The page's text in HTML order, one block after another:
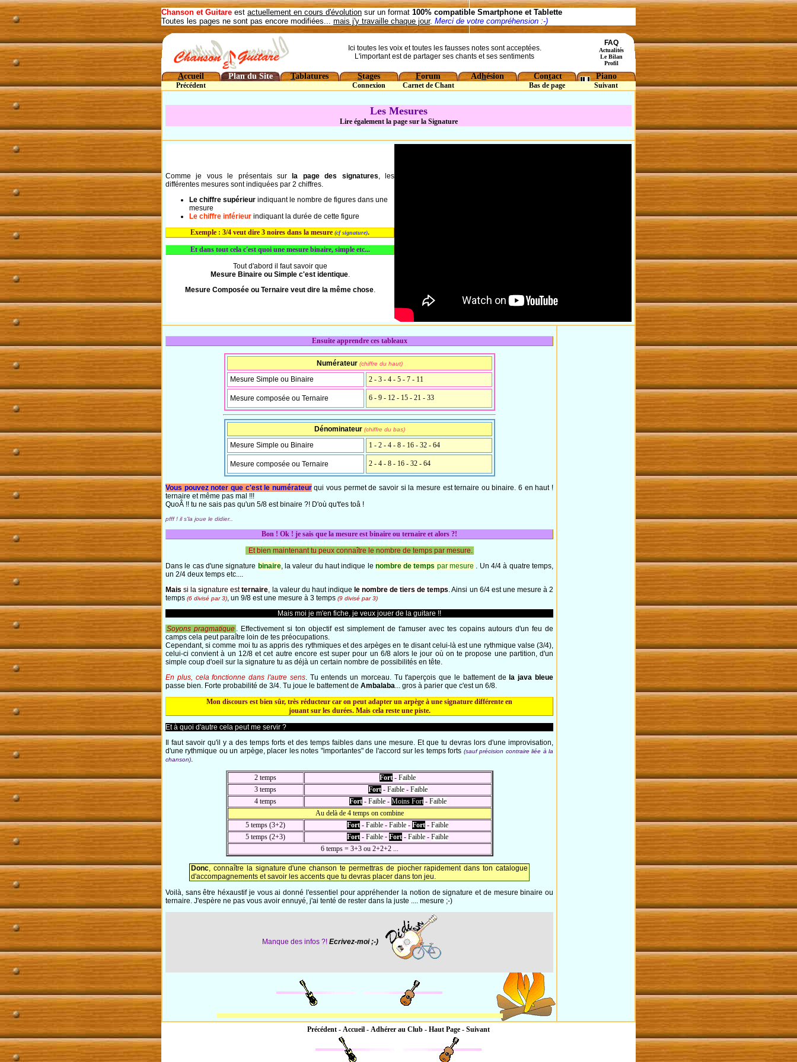
Chanson et Guitare est actuellement en cours d'évolution sur un format 100% compatible Smartphone et Tablette
Toutes les pages ne sont pas encore modifiées... mais j'y travaille chaque jour. Merci de votre compréhension :-)
Ici toutes les voix et toutes les fausses notes sont acceptées.
L'important est de partager ses chants et ses sentiments
FAQ
Actualités
Le Bilan
Profil
Accueil Plan du Site Tablatures Stages Forum Adhésion Contact Piano
Précédent Connexion Carnet de Chant Bas de page Suivant
Les Mesures
Lire également la page sur la Signature
Comme je vous le présentais sur la page des signatures, les
différentes mesures sont indiquées par 2 chiffres.
Le chiffre supérieur indiquant le nombre de figures dans une
mesure
Le chiffre inférieur indiquant la durée de cette figure
Exemple : 3/4 veut dire 3 noires dans la mesure (cf signature).
Et dans tout cela c'est quoi une mesure binaire, simple etc...
Tout d'abord il faut savoir que
Mesure Binaire ou Simple c'est identique.
Mesure Composée ou Ternaire veut dire la même chose.
Ensuite apprendre ces tableaux
Numérateur (chiffre du haut)
Mesure Simple ou Binaire 2 - 3 - 4 - 5 - 7 - 11
Mesure composée ou Ternaire 6 - 9 - 12 - 15 - 21 - 33
Dénominateur (chiffre du bas)
Mesure Simple ou Binaire 1 - 2 - 4 - 8 - 16 - 32 - 64
Mesure composée ou Ternaire 2 - 4 - 8 - 16 - 32 - 64
Vous pouvez noter que c'est le numérateurqui vous permet de savoir si la mesure est ternaire ou binaire. 6 en haut !
ternaire et même pas mal !!!
QuoÂ !! tu ne sais pas qu'un 5/8 est binaire ?! D'où qu't'es toâ !
pfff ! il s'la joue le didier..
Bon ! Ok ! je sais que la mesure est binaire ou ternaire et alors ?!
Et bien maintenant tu peux connaître le nombre de temps par mesure.
Dans le cas d'une signature binaire, la valeur du haut indique le nombre de temps par mesure . Un 4/4 à quatre temps,
un 2/4 deux temps etc....
Mais si la signature estternaire, la valeur du haut indique le nombre de tiers de temps. Ainsi un 6/4 est une mesure à 2
temps (6 divisé par 3), un 9/8 est une mesure à 3 temps (9 divisé par 3)
Mais moi je m'en fiche, je veux jouer de la guitare !!
Soyons pragmatique . Effectivement si ton objectif est simplement de t'amuser avec tes copains autours d'un feu de
camps cela peut paraître loin de tes préocupations.
Cependant, si comme moi tu as appris des rythmiques et des arpèges en te disant celui-là est une rythmique valse (3/4),
celui-ci convient à un 12/8 et cet autre encore est super pour un 6/8 alors le jour où on te propose une partition, d'un
simple coup d'oeil sur la signature tu as déjà un certain nombre de possibilités en tête.
En plus, cela fonctionne dans l'autre sens. Tu entends un morceau. Tu t'aperçois que le battement de la java bleue
passe bien. Forte probabilité de 3/4. Tu joue le battement de Ambalaba... gros à parier que c'est un 6/8.
Mon discours est bien sûr, très réducteur car on peut adapter un arpège à une signature différente en
jouant sur les durées. Mais cela reste une piste.
Et à quoi d'autre cela peut me servir ?
Il faut savoir qu'il y a des temps forts et des temps faibles dans une mesure. Et que tu devras lors d'une improvisation,
d'une rythmique ou un arpège, placer les notes "importantes" de l'accord sur les temps forts (sauf précision contraire liée à la
chanson).
2 temps Fort - Faible
3 temps
Fort- Faible- Faible
4 temps
Fort- Faible- Moins Fort- Faible
Au delà de 4 temps on combine
5 temps (3+2)
Fort - Faible - Faible - Fort - Faible
5 temps (2+3)
Fort - Faible - Fort - Faible - Faible
6 temps = 3+3 ou 2+2+2 ...
Donc, connaître la signature d'une chanson te permettras de piocher rapidement dans ton catalogue
d'accompagnements et savoir les accents que tu devras placer dans ton jeu.
Voilà, sans être héxaustif je vous ai donné l'essentiel pour appréhender la notion de signature et de mesure binaire ou
ternaire. J'espère ne pas vous avoir ennuyé, j'ai tenté de rester dans la juste .... mesure ;-)
Manque des infos ?! Ecrivez-moi ;-)
Précédent - Accueil - Adhérer au Club - Haut Page - Suivant